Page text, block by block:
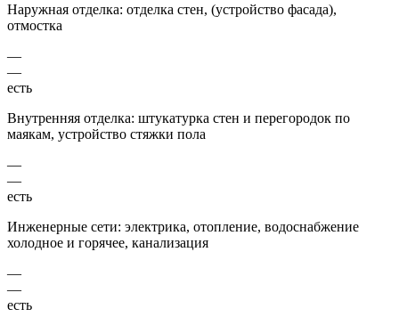
Наружная отделка: отделка стен, (устройство фасада),
отмостка
—
—
есть
Внутренняя отделка: штукатурка стен и перегородок по
маякам, устройство стяжки пола
—
—
есть
Инженерные сети: электрика, отопление, водоснабжение
холодное и горячее, канализация
—
—
есть